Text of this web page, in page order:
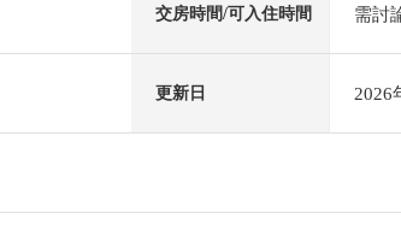
交房時間/可入住時間 需討
更新日 2026